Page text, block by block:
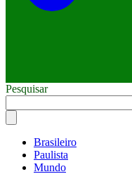
Pesquisar
Brasileiro
Paulista
Mundo